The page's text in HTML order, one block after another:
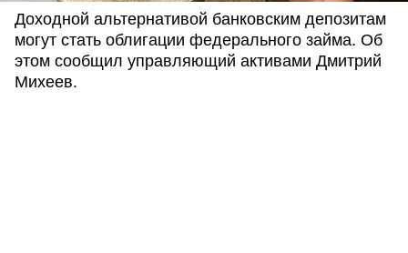
Доходной альтернативой банковским депозитам
могут стать облигации федерального займа. Об
этом сообщил управляющий активами Дмитрий
Михеев.